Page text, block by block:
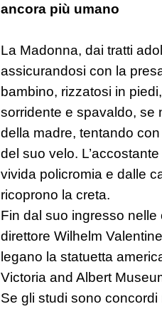
ancora più umano
La Madonna, dai tratti
assicurandosi con la
bambino, rizzatosi in
sorridente e spavaldo, se
della madre, tentando
del suo velo.
vivida policromia e dalle
ricoprono la creta.
Fin dal suo ingresso nelle
direttore Wilhelm
legano la statuetta
Victoria and Albert
Se gli studi sono concordi